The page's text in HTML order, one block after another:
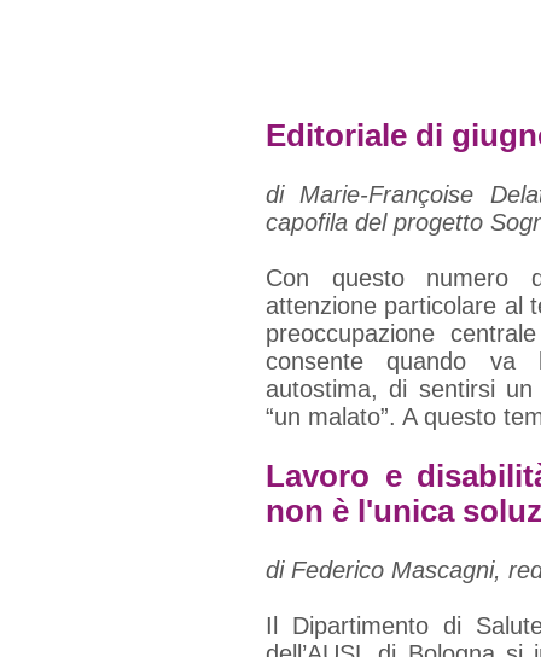
Editoriale di
di Marie-Françoise
capofila del progetto
Con questo numero
attenzione particolare al
preoccupazione
consente quando va
autostima, di sentirsi
“un malato”. A questo
Lavoro e
non è l'unica
di Federico Mascagni,
Il Dipartimento di